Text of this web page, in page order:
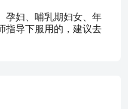
孕妇、哺乳期妇女、年
指导下服用的，建议去